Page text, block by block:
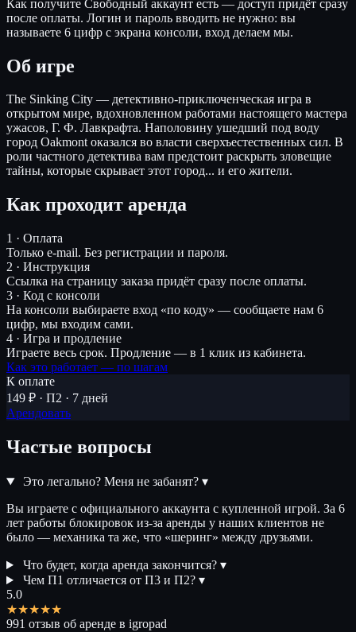
Как получите Свободный аккаунт есть — доступ придёт сразу
после оплаты. Логин и пароль вводить не нужно: вы
называете 6 цифр с экрана консоли, вход делаем мы.
Об игре
The Sinking City — детективно-приключенческая игра в
открытом мире, вдохновленном работами настоящего мастера
ужасов, Г. Ф. Лавкрафта. Наполовину ушедший под воду
город Oakmont оказался во власти сверхъестественных сил. В
роли частного детектива вам предстоит раскрыть зловещие
тайны, которые скрывает этот город... и его жители.
Как проходит аренда
1 · Оплата
Только e-mail. Без регистрации и пароля.
2 · Инструкция
Ссылка на страницу заказа придёт сразу после оплаты.
3 · Код с консоли
На консоли выбираете вход «по коду» — сообщаете нам 6
цифр, мы входим сами.
4 · Игра и продление
Играете весь срок. Продление — в 1 клик из кабинета.
Как это работает — по шагам
К оплате
149 ₽ · П2 · 7 дней
Арендовать
Частые вопросы
Это легально? Меня не забанят? ▾
Вы играете с официального аккаунта с купленной игрой. За 6
лет работы блокировок из-за аренды у наших клиентов не
было — механика та же, что «шеринг» между друзьями.
Что будет, когда аренда закончится? ▾
Чем П1 отличается от П3 и П2? ▾
5.0
★★★★★
991 отзыв об аренде в igropad